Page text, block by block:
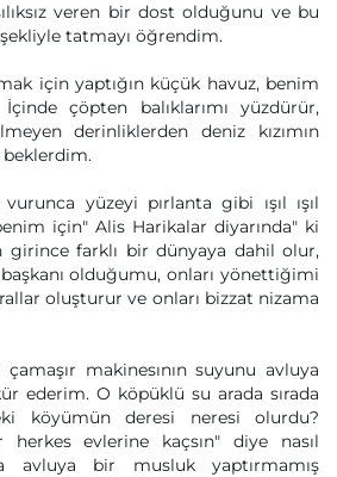
veren bir dost olduğunu ve bu
tatmayı öğrendim.
için yaptığın küçük havuz, benim
çöpten balıklarımı yüzdürür,
derinliklerden deniz kızımın
beklerdim.
yüzeyi pırlanta gibi ışıl ışıl
için" Alis Harikalar diyarında" ki
girince farklı bir dünyaya dahil olur,
olduğumu, onları yönettiğimi
oluşturur ve onları bizzat nizama
makinesının suyunu avluya
ederim. O köpüklü su arada sırada
köyümün deresi neresi olurdu?
herkes evlerine kaçsın" diye nasıl
avluya bir musluk yaptırmamış